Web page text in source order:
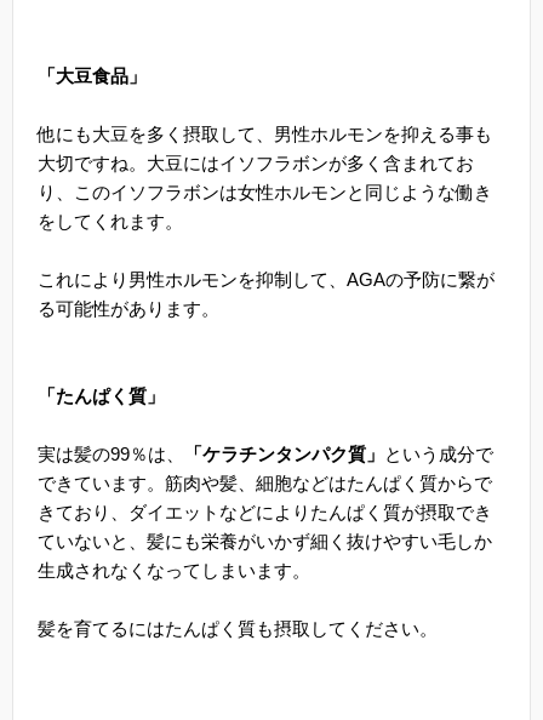
「大豆食品」
他にも大豆を多く摂取して、男性ホルモンを抑える事も
大切ですね。大豆にはイソフラボンが多く含まれてお
り、このイソフラボンは女性ホルモンと同じような働き
をしてくれます。
これにより男性ホルモンを抑制して、AGAの予防に繋が
る可能性があります。
「たんぱく質」
実は髪の99％は、 「ケラチンタンパク質」 という成分で
できています。筋肉や髪、細胞などはたんぱく質からで
きており、ダイエットなどによりたんぱく質が摂取でき
ていないと、髪にも栄養がいかず細く抜けやすい毛しか
生成されなくなってしまいます。
髪を育てるにはたんぱく質も摂取してください。